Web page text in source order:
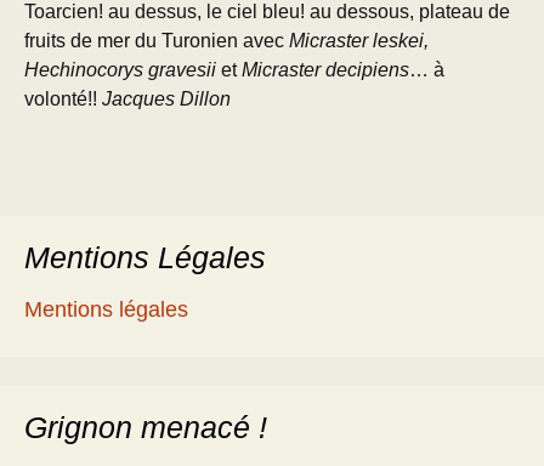
Toarcien! au dessus, le ciel bleu! au dessous, plateau de
fruits de mer du Turonien avec Micraster leskei,
Hechinocorys gravesii etMicraster decipiens… à
volonté!! Jacques Dillon
Mentions Légales
Mentions légales
Grignon menacé !